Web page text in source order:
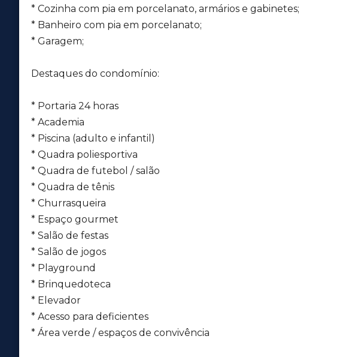
* Cozinha com pia em porcelanato, armários e gabinetes;
* Banheiro com pia em porcelanato;
* Garagem;
Destaques do condomínio:
* Portaria 24 horas
* Academia
* Piscina (adulto e infantil)
* Quadra poliesportiva
* Quadra de futebol / salão
* Quadra de tênis
* Churrasqueira
* Espaço gourmet
* Salão de festas
* Salão de jogos
* Playground
* Brinquedoteca
* Elevador
* Acesso para deficientes
* Área verde / espaços de convivência